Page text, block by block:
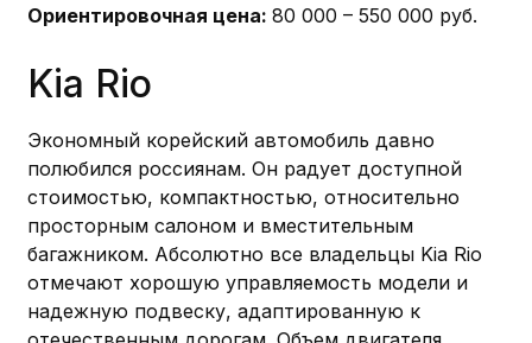
Ориентировочная цена: 80 000 – 550 000 руб.
Kia Rio
Экономный корейский автомобиль давно
полюбился россиянам. Он радует доступной
стоимостью, компактностью, относительно
просторным салоном и вместительным
багажником. Абсолютно все владельцы Kia Rio
отмечают хорошую управляемость модели и
надежную подвеску, адаптированную к